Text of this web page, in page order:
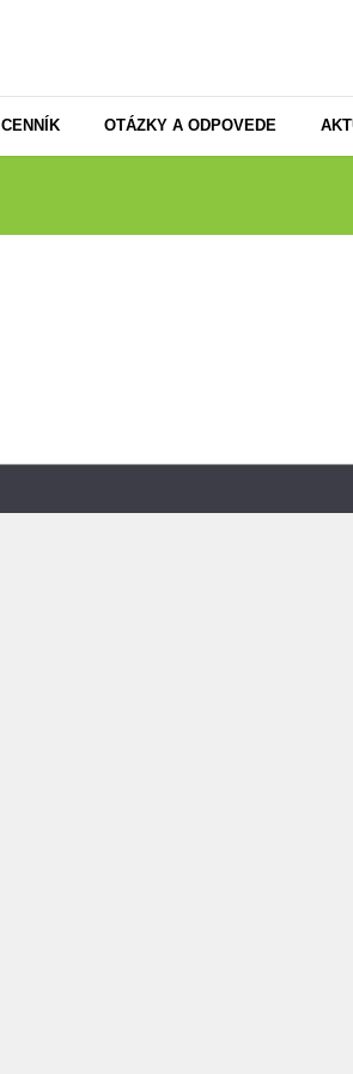
CENNÍK OTÁZKY A ODPOVEDE